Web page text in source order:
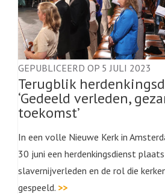
GEPUBLICEERD OP 5 JULI 2023
Terugblik
‘Gedeeld verleden,
toekomst’
In een volle Nieuwe Kerk in
30 juni een herdenkingsdienst
slavernijverleden en de rol die
gespeeld. >>